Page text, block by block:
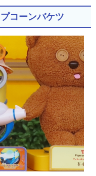
コーンバケツ